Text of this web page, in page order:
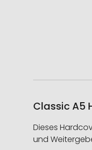
Classic A5
Dieses
und